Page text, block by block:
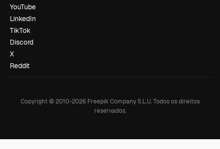
YouTube
LinkedIn
TikTok
Discord
X
Reddit
Copyright © 2010-2026Freepik Company S.L.U. Todos os direitos
reservados.